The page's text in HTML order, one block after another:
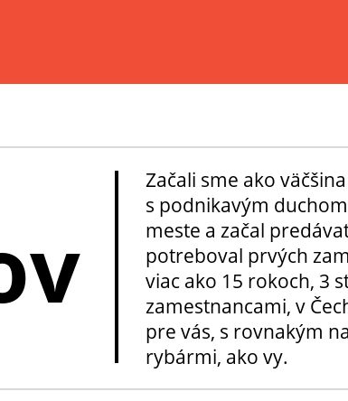
Začali sme ako
s podnikavým
meste a začal
potreboval prvých
viac ako 15 rokoch, 3
zamestnancami, v
pre vás, s rovnakým
rybármi, ako vy.